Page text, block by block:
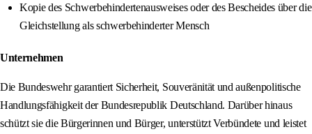
Kopie des Schwerbehindertenausweises oder des Bescheides über die
Gleichstellung als schwerbehinderter Mensch
Unternehmen
Die Bundeswehr garantiert Sicherheit, Souveränität und außenpolitische
Handlungsfähigkeit der Bundesrepublik Deutschland. Darüber hinaus
schützt sie die Bürgerinnen und Bürger, unterstützt Verbündete und leistet